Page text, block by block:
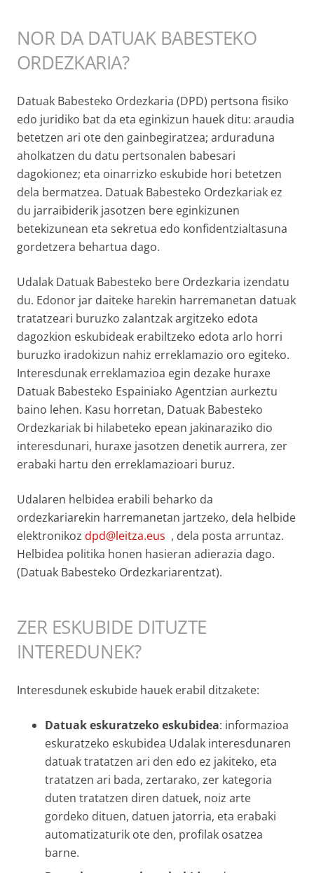
NOR DA DATUAK BABESTEKO
ORDEZKARIA?
Datuak Babesteko Ordezkaria (DPD) pertsona fisiko
edo juridiko bat da eta eginkizun hauek ditu: araudia
betetzen ari ote den gainbegiratzea; arduraduna
aholkatzen du datu pertsonalen babesari
dagokionez; eta oinarrizko eskubide hori betetzen
dela bermatzea. Datuak Babesteko Ordezkariak ez
du jarraibiderik jasotzen bere eginkizunen
betekizunean eta sekretua edo konfidentzialtasuna
gordetzera behartua dago.
Udalak Datuak Babesteko bere Ordezkaria izendatu
du. Edonor jar daiteke harekin harremanetan datuak
tratatzeari buruzko zalantzak argitzeko edota
dagozkion eskubideak erabiltzeko edota arlo horri
buruzko iradokizun nahiz erreklamazio oro egiteko.
Interesdunak erreklamazioa egin dezake huraxe
Datuak Babesteko Espainiako Agentzian aurkeztu
baino lehen. Kasu horretan, Datuak Babesteko
Ordezkariak bi hilabeteko epean jakinaraziko dio
interesdunari, huraxe jasotzen denetik aurrera, zer
erabaki hartu den erreklamazioari buruz.
Udalaren helbidea erabili beharko da
ordezkariarekin harremanetan jartzeko, dela helbide
elektronikoz dpd@leitza.eus , dela posta arruntaz.
Helbidea politika honen hasieran adierazia dago.
(Datuak Babesteko Ordezkariarentzat).
ZER ESKUBIDE DITUZTE
INTEREDUNEK?
Interesdunek eskubide hauek erabil ditzakete:
Datuak eskuratzeko eskubidea: informazioa
eskuratzeko eskubidea Udalak interesdunaren
datuak tratatzen ari den edo ez jakiteko, eta
tratatzen ari bada, zertarako, zer kategoria
duten tratatzen diren datuek, noiz arte
gordeko dituen, datuen jatorria, eta erabaki
automatizaturik ote den, profilak osatzea
barne.